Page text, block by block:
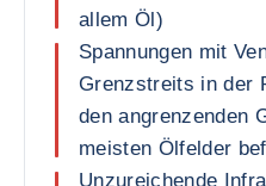
allem Öl)
Spannungen mit
Grenzstreits in der
den angrenzenden
meisten Ölfelder
Unzureichende